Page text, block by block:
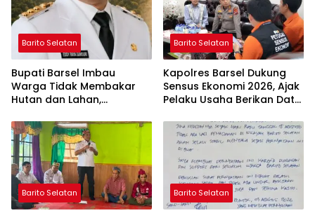
Barito Selatan
Bupati Barsel Imbau
Warga Tidak Membakar
Hutan dan Lahan,
Bebas Kabut Asap
Barito Selatan
Kapolres Barsel Dukung
Sensus Ekonomi 2026, Ajak
Pelaku Usaha Berikan Data
Barito Selatan Barito Selatan